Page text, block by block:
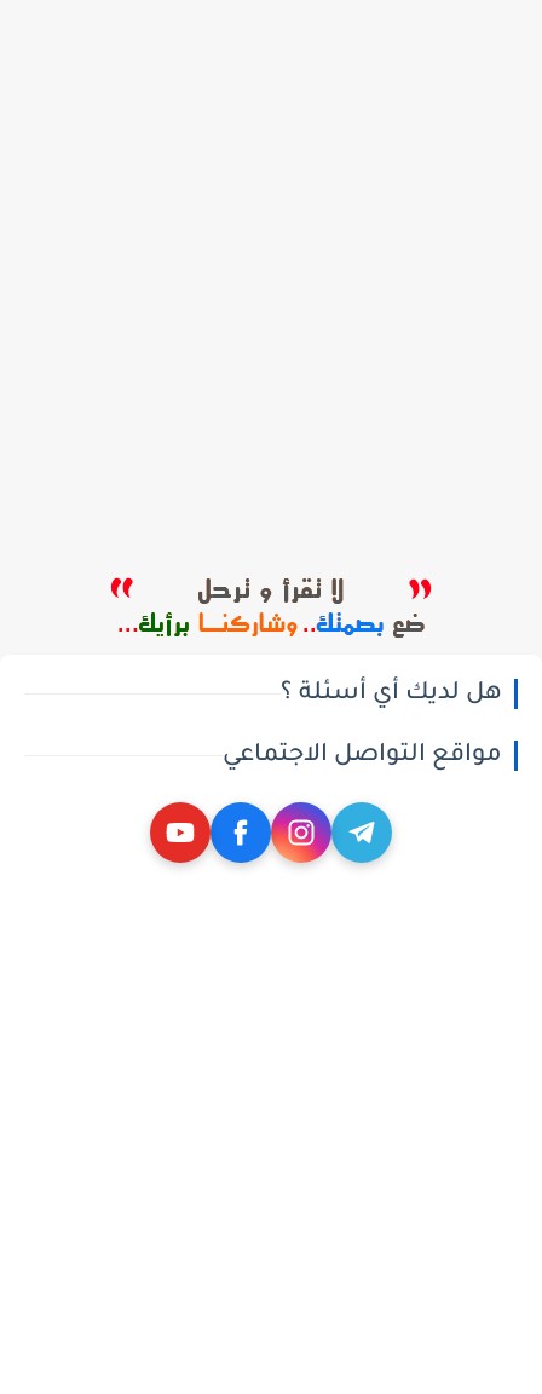
هل لديك أي أسئلة ؟
مواقع التواصل الاجتماعي